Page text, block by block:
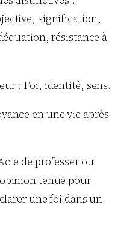
signification,
résistance à
: Foi, identité, sens.
en une vie après
de professer ou
tenue pour
une foi dans un